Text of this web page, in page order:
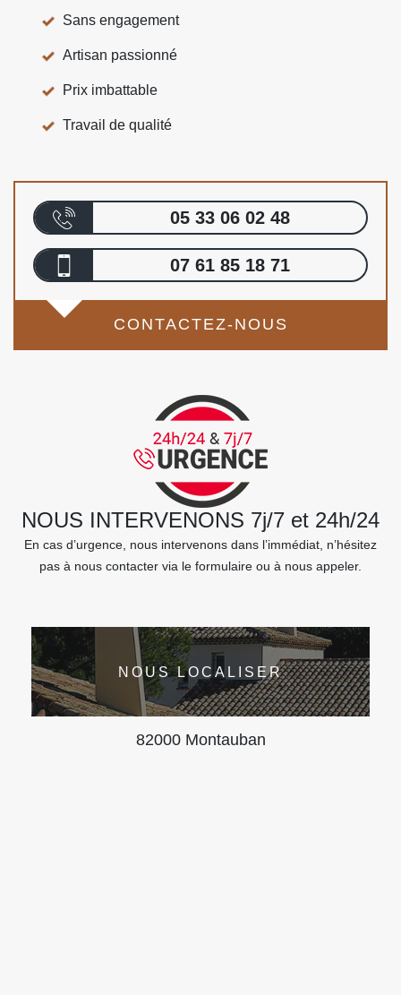
Sans engagement
Artisan passionné
Prix imbattable
Travail de qualité
05 33 06 02 48
07 61 85 18 71
CONTACTEZ-NOUS
NOUS INTERVENONS 7j/7 et 24h/24
En cas d’urgence, nous intervenons dans l’immédiat, n’hésitez
pas à nous contacter via le formulaire ou à nous appeler.
NOUS LOCALISER
82000 Montauban